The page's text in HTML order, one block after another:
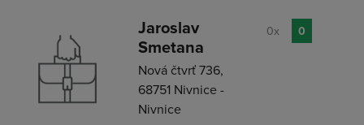
Jaroslav
Smetana
Nová čtvrť 736,
68751 Nivnice -
Nivnice
0x 0